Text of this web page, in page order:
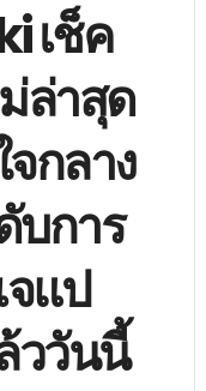
เช็ค
ล่าสุด
กลาง
บการ
จแป
ววันนี้